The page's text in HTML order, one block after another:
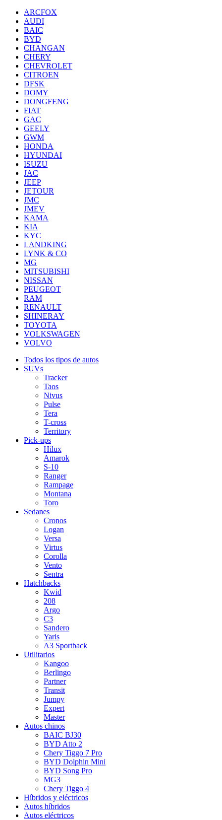
ARCFOX
AUDI
BAIC
BYD
CHANGAN
CHERY
CHEVROLET
CITROEN
DFSK
DOMY
DONGFENG
FIAT
GAC
GEELY
GWM
HONDA
HYUNDAI
ISUZU
JAC
JEEP
JETOUR
JMC
JMEV
KAMA
KIA
KYC
LANDKING
LYNK & CO
MG
MITSUBISHI
NISSAN
PEUGEOT
RAM
RENAULT
SHINERAY
TOYOTA
VOLKSWAGEN
VOLVO
Todos los tipos de autos
SUVs
Tracker
Taos
Nivus
Pulse
Tera
T-cross
Territory
Pick-ups
Hilux
Amarok
S-10
Ranger
Rampage
Montana
Toro
Sedanes
Cronos
Logan
Versa
Virtus
Corolla
Vento
Sentra
Hatchbacks
Kwid
208
Argo
C3
Sandero
Yaris
A3 Sportback
Utilitarios
Kangoo
Berlingo
Partner
Transit
Jumpy
Expert
Master
Autos chinos
BAIC BJ30
BYD Atto 2
Chery Tiggo 7 Pro
BYD Dolphin Mini
BYD Song Pro
MG3
Chery Tiggo 4
Híbridos y eléctricos
Autos híbridos
Autos eléctricos